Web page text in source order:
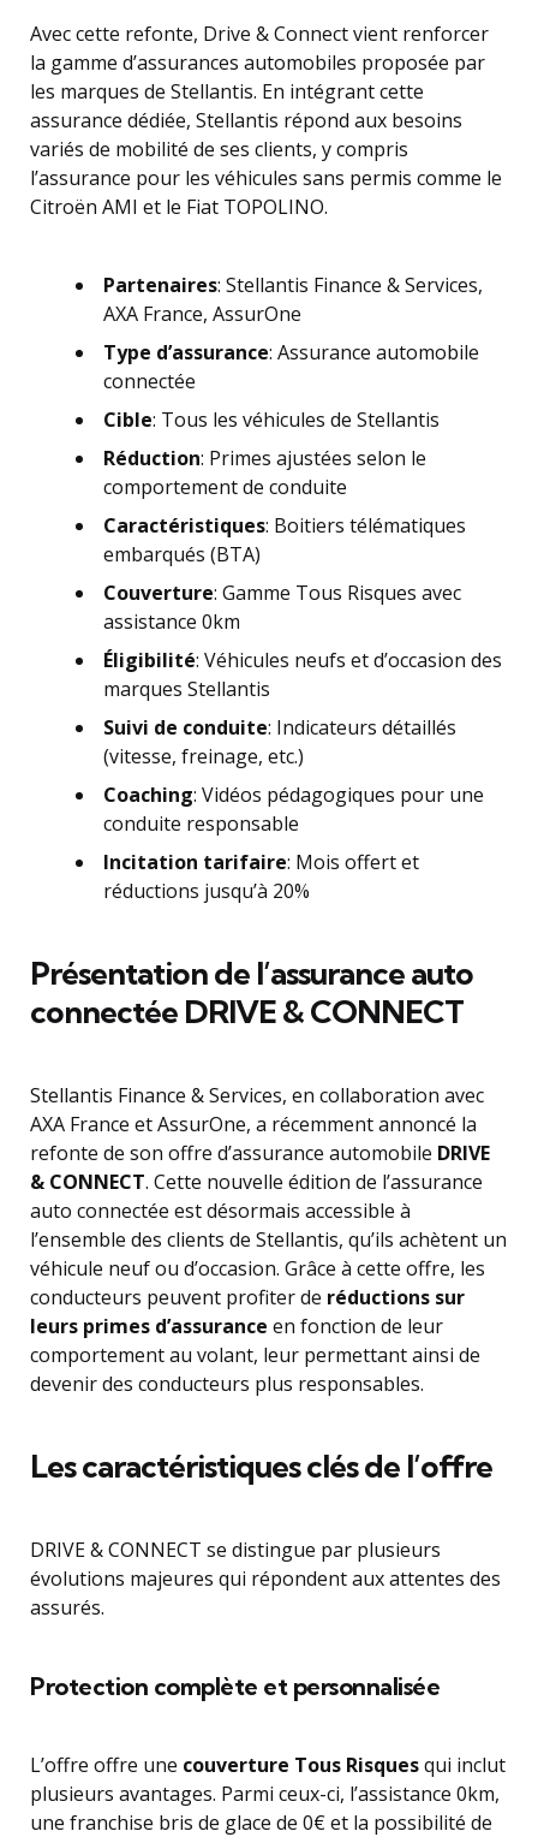
Avec cette refonte, Drive & Connect vient renforcer
la gamme d’assurances automobiles proposée par
les marques de Stellantis. En intégrant cette
assurance dédiée, Stellantis répond aux besoins
variés de mobilité de ses clients, y compris
l’assurance pour les véhicules sans permis comme le
Citroën AMI et le Fiat TOPOLINO.
Partenaires: Stellantis Finance & Services,
AXA France, AssurOne
Type d’assurance: Assurance automobile
connectée
Cible: Tous les véhicules de Stellantis
Réduction: Primes ajustées selon le
comportement de conduite
Caractéristiques: Boitiers télématiques
embarqués (BTA)
Couverture: Gamme Tous Risques avec
assistance 0km
Éligibilité: Véhicules neufs et d’occasion des
marques Stellantis
Suivi de conduite: Indicateurs détaillés
(vitesse, freinage, etc.)
Coaching: Vidéos pédagogiques pour une
conduite responsable
Incitation tarifaire: Mois offert et
réductions jusqu’à 20%
Présentation de l’assurance auto
connectée DRIVE & CONNECT
Stellantis Finance & Services, en collaboration avec
AXA France et AssurOne, a récemment annoncé la
refonte de son offre d’assurance automobile DRIVE
& CONNECT. Cette nouvelle édition de l’assurance
auto connectée est désormais accessible à
l’ensemble des clients de Stellantis, qu’ils achètent un
véhicule neuf ou d’occasion. Grâce à cette offre, les
conducteurs peuvent profiter de réductions sur
leurs primes d’assurance en fonction de leur
comportement au volant, leur permettant ainsi de
devenir des conducteurs plus responsables.
Les caractéristiques clés de l’offre
DRIVE & CONNECT se distingue par plusieurs
évolutions majeures qui répondent aux attentes des
assurés.
Protection complète et personnalisée
L’offre offre une couverture Tous Risquesqui inclut
plusieurs avantages. Parmi ceux-ci, l’assistance 0km,
une franchise bris de glace de 0€ et la possibilité de